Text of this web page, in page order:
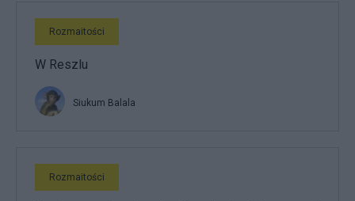
Rozmaitości
W Reszlu
Siukum Balala
Rozmaitości